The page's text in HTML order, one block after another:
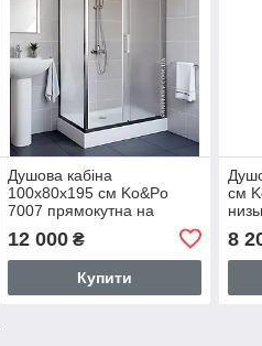
Душова кабіна
100х80х195 см Ko&Po
7007 прямокутна на
низькому піддоні розсувні
двері матове скло 5мм
12 000₴
Купити
см
8